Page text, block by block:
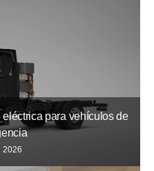
para vehículos de
2026